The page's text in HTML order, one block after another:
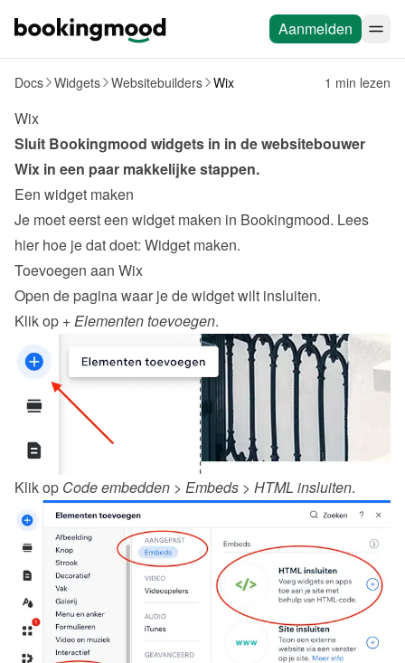
Aanmelden
Docs Widgets Websitebuilders Wix 1 min lezen
Wix
Wix in een paar makkelijke stappen.
Een widget maken
Je moet eerst een widget maken in Bookingmood. Lees
hier hoe je dat doet: Widget maken.
Toevoegen aan Wix
Open de pagina waar je de widget wilt insluiten.
Klik op + Elementen toevoegen.
Klik op Code embedden > Embeds > HTML insluiten.